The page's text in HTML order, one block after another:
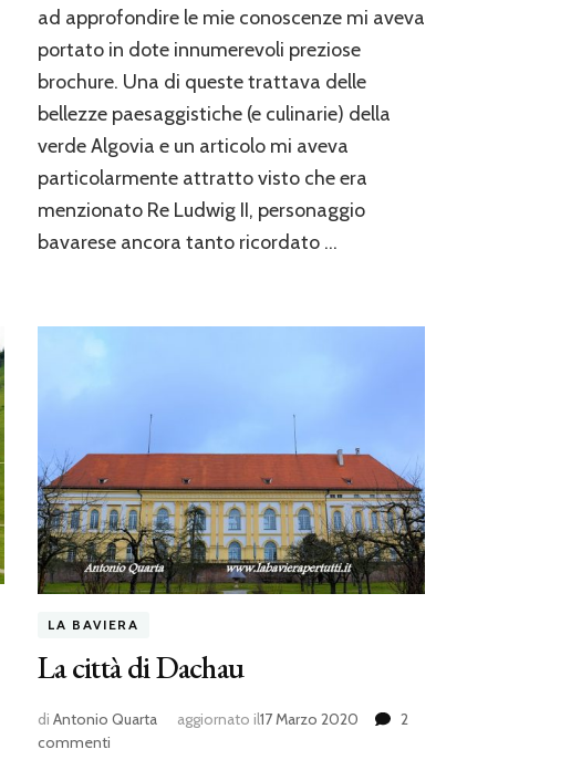
II
ad approfondire le mie conoscenze mi aveva
portato in dote innumerevoli preziose
brochure. Una di queste trattava delle
bellezze paesaggistiche (e culinarie) della
verde Algovia e un articolo mi aveva
particolarmente attratto visto che era
menzionato Re Ludwig II, personaggio
bavarese ancora tanto ricordato …
LA BAVIERA
La città di Dachau
di Antonio Quarta aggiornato il17 Marzo 2020
2
commentisu